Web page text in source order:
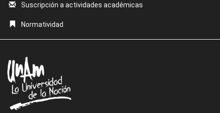
Suscripción a actividades académicas
Normatividad